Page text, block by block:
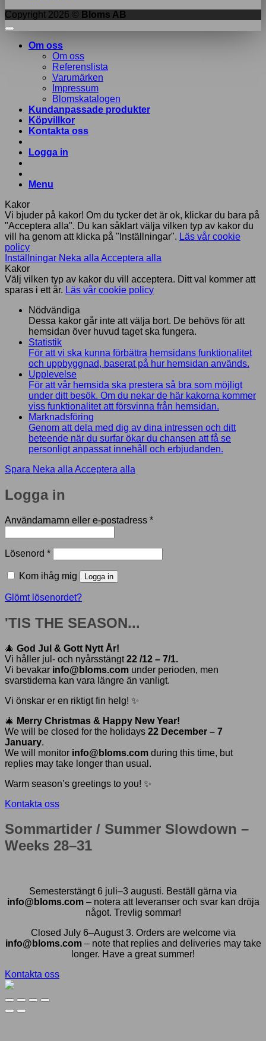
Copyright 2026 © Bloms AB
Om oss
Om oss
Referenslista
Varumärken
Impressum
Blomskatalogen
Kundanpassade produkter
Köpvillkor
Kontakta oss
Logga in
Menu
Kakor
Vi bjuder på kakor! Om du tycker det är ok, klickar du bara på
"Acceptera alla". Du kan såklart välja vilken typ av kakor du
vill ha genom att klicka på "Inställningar". Läs vår cookie
policy
Inställningar Neka alla Acceptera alla
Kakor
Välj vilken typ av kakor du vill acceptera. Ditt val kommer att
sparas i ett år. Läs vår cookie policy
Nödvändiga
Dessa kakor går inte att välja bort. De behövs för att
hemsidan över huvud taget ska fungera.
Statistik
För att vi ska kunna förbättra hemsidans funktionalitet
och uppbyggnad, baserat på hur hemsidan används.
Upplevelse
För att vår hemsida ska prestera så bra som möjligt
under ditt besök. Om du nekar de här kakorna kommer
viss funktionalitet att försvinna från hemsidan.
Marknadsföring
Genom att dela med dig av dina intressen och ditt
beteende när du surfar ökar du chansen att få se
personligt anpassat innehåll och erbjudanden.
Spara Neka alla Acceptera alla
Logga in
Användarnamn eller e-postadress *Obligatoriskt
Lösenord *Obligatoriskt
Kom ihåg mig Logga in
Glömt lösenordet?
'TIS THE SEASON...
🎄 God Jul & Gott Nytt År!
Vi håller jul- och nyårsstängt22 /12 – 7/1.
Vi bevakar info@bloms.com under perioden, men
svarstiderna kan vara längre än vanligt.
Vi önskar er en riktigt fin helg! ✨
🎄 Merry Christmas & Happy New Year!
We will be closed for the holidays 22 December – 7
January.
We will monitor info@bloms.com during this time, but
replies may take longer than usual.
Warm season’s greetings to you! ✨
Kontakta oss
Sommartider / Summer Slowdown –
Weeks 28–31
Semesterstängt 6 juli–3 augusti. Beställ gärna via
info@bloms.com– notera att leveranser och svar kan dröja
något. Trevlig sommar!
Closed July 6–August 3. Orders are welcome via
info@bloms.com– note that replies and deliveries may take
longer. Have a great summer!
Kontakta oss